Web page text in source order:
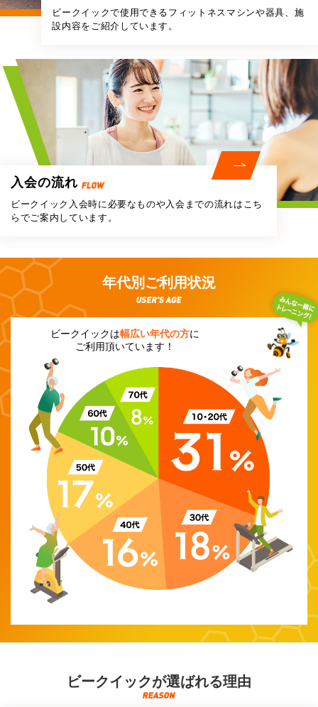
ビークイックで使用できる フィットネスマシンや器具、施
設内容をご紹介しています。
入会の流れ
ビークイック入会時に必要なものや 入会までの流れはこち
らでご案内しています。
年代別ご利用状況
ビークイックは幅広い年代の方に
ご利用頂いています！
ビークイックが選ばれる理由